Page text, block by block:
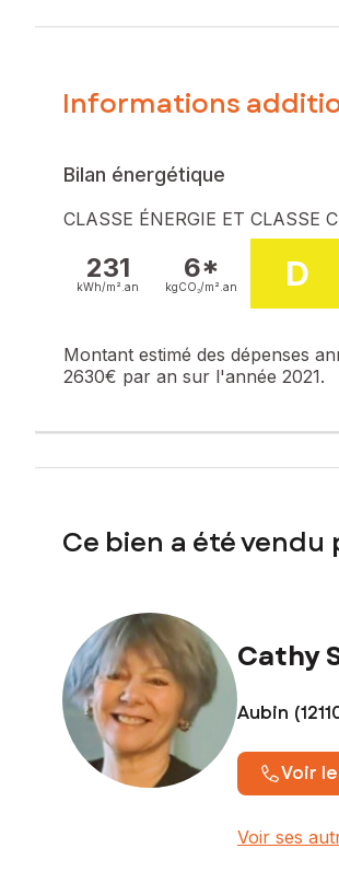
Informations
Bilan énergétique
CLASSE ÉNERGIE ET CLASSE
231
kWh/m². an
6*
kgCO₂/m². an D
Montant estimé des dépenses
2630€ par an sur l'année 2021.
Ce bien a été vendu
Cathy
Aubin
Voir
Voir ses